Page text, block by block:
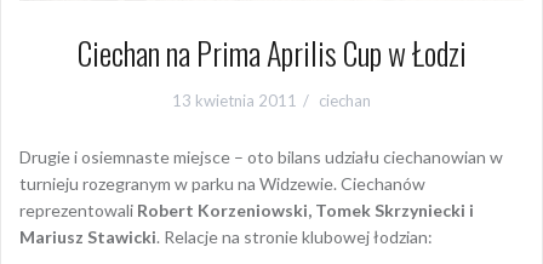
Ciechan na Prima Aprilis Cup w Łodzi
13 kwietnia 2011 ciechan
Drugie i osiemnaste miejsce – oto bilans udziału ciechanowian w
turnieju rozegranym w parku na Widzewie. Ciechanów
reprezentowali Robert Korzeniowski, Tomek Skrzyniecki i
Mariusz Stawicki. Relacje na stronie klubowej łodzian: